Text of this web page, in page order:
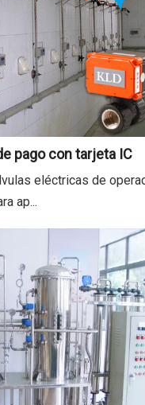
pago con tarjeta IC
eléctricas de
ap...